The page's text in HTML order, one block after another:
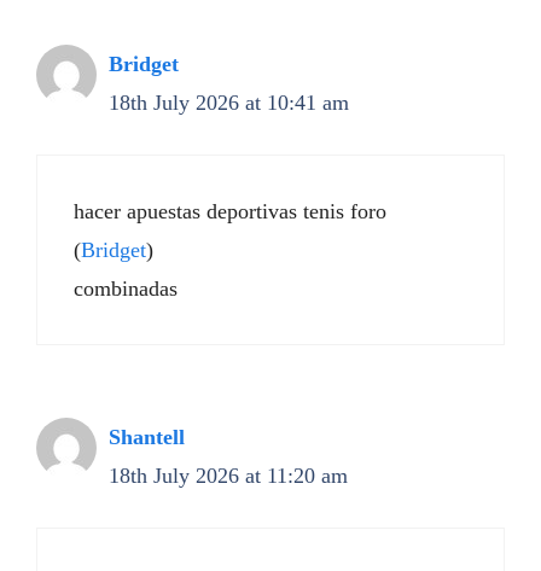
Bridget
18th July 2026 at 10:41 am
hacer apuestas deportivas tenis foro
(Bridget)
combinadas
Shantell
18th July 2026 at 11:20 am